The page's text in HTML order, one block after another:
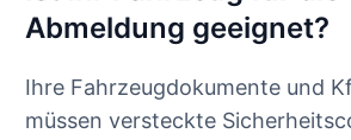
Abmeldung geeignet?
Ihre Fahrzeugdokumente und
müssen versteckte